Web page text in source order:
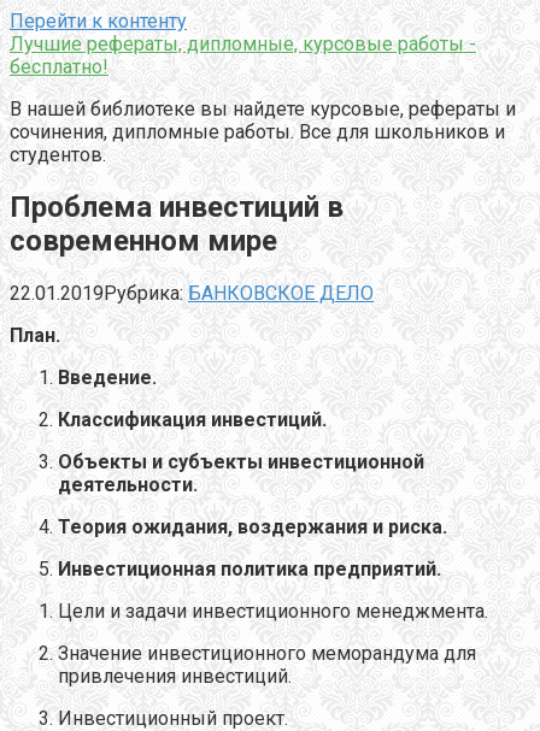
Перейти к контенту
Лучшие рефераты, дипломные, курсовые работы -
бесплатно!
В нашей библиотеке вы найдете курсовые, рефераты и
сочинения, дипломные работы. Все для школьников и
студентов.
Проблема инвестиций в
современном мире
22.01.2019Рубрика: БАНКОВСКОЕ ДЕЛО
План.
Введение.
Классификация инвестиций.
Объекты и субъекты инвестиционной
деятельности.
Теория ожидания, воздержания и риска.
Инвестиционная политика предприятий.
Цели и задачи инвестиционного менеджмента.
Значение инвестиционного меморандума для
привлечения инвестиций.
Инвестиционный проект.